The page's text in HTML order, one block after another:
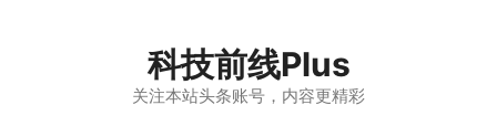
科技前线Plus
关注本站头条账号，内容更精彩